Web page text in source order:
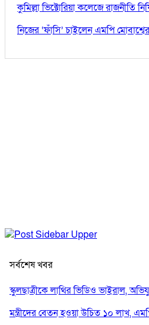
কুমিল্লা ভিক্টোরিয়া কলেজে রাজনীতি
নিজের ‘ফাঁসি’ চাইলেন এমপি মোবাশ্বের
সর্বশেষ খবর
স্কুলছাত্রীকে লাথির ভিডিও ভাইরাল,
মন্ত্রীদের বেতন হওয়া উচিত ১০ লাখ,